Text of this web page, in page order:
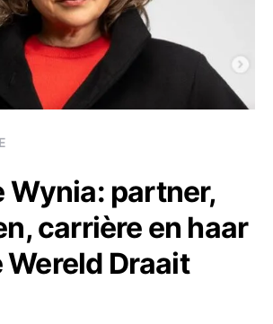
Wynia: partner,
carrière en haar
Wereld Draait